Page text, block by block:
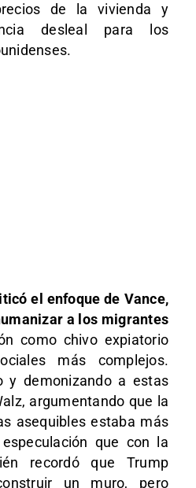
de la vivienda y
desleal para los
el enfoque de Vance,
a los migrantes
como chivo expiatorio
más complejos.
y demonizando a estas
argumentando que la
asequibles estaba más
que con la
recordó que Trump
un muro, pero